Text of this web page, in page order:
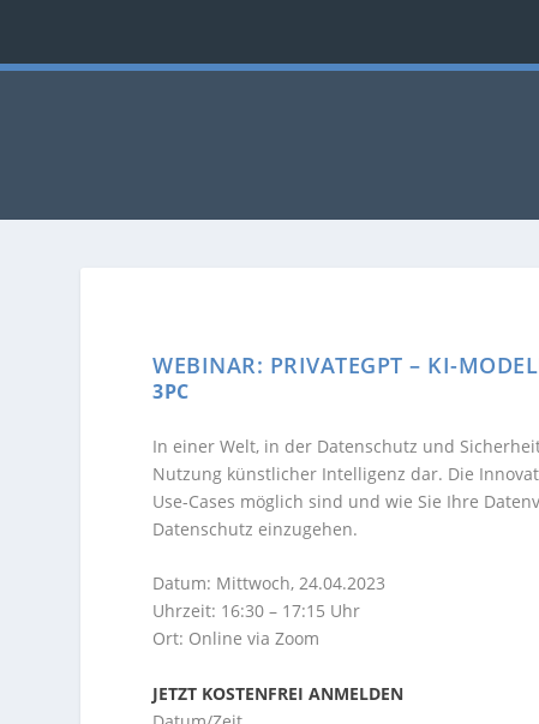
WEBINAR: PRIVATEGPT – KI-
3PC
In einer Welt, in der Datenschutz und
Nutzung künstlicher Intelligenz dar. Die
Use-Cases möglich sind und wie Sie Ihre
Datenschutz einzugehen.
Datum: Mittwoch, 24.04.2023
Uhrzeit: 16:30 – 17:15 Uhr
Ort: Online via Zoom
JETZT KOSTENFREI ANMELDEN